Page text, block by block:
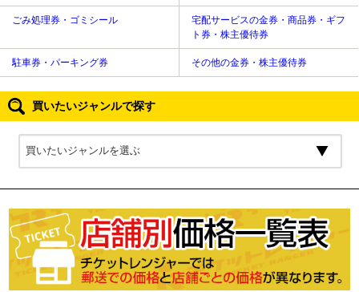
ごみ処理券・ゴミシール
宅配サービスの金券・商品券・ギフ
ト券・株主優待券
駐車券・パーキング券 その他の金券・株主優待券
買いたいジャンルで探す